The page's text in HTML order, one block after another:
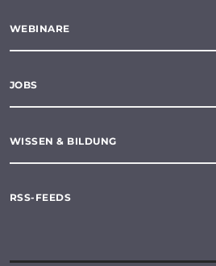
WEBINARE
JOBS
WISSEN & BILDUNG
RSS-FEEDS